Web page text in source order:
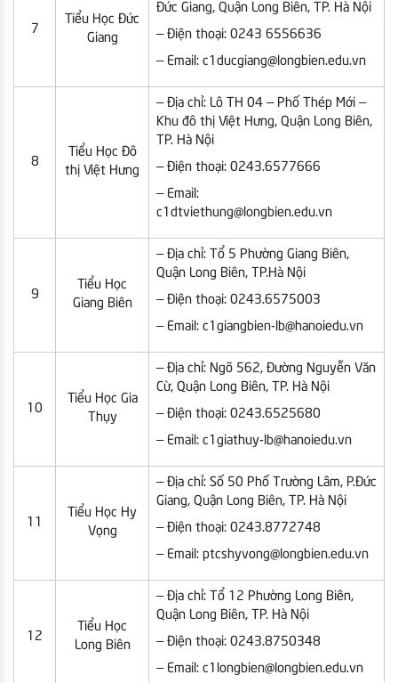
7
Tiểu Học Đức
Giang
Đức Giang, Quận Long Biên, TP. Hà Nội
– Điện thoại: 0243 6556636
– Email: c1ducgiang@longbien.edu.vn
8
Tiểu Học Đô
thị Việt Hưng
– Địa chỉ: Lô TH 04 – Phố Thép Mới –
Khu đô thị Việt Hưng, Quận Long Biên,
TP. Hà Nội
– Điện thoại: 0243.6577666
– Email:
c1dtviethung@longbien.edu.vn
9
Tiểu Học
Giang Biên
– Địa chỉ: Tổ 5 Phường Giang Biên,
Quận Long Biên, TP.Hà Nội
– Điện thoại: 0243.6575003
– Email: c1giangbien-lb@hanoiedu.vn
10
Tiểu Học Gia
Thụy
– Địa chỉ: Ngõ 562, Đường Nguyễn Văn
Cừ, Quận Long Biên, TP. Hà Nội
– Điện thoại: 0243.6525680
– Email: c1giathuy-lb@hanoiedu.vn
Tiểu Học Hy
Vọng
– Địa chỉ: Số 50 Phố Trường Lâm, P.Đức
Giang, Quận Long Biên, TP. Hà Nội
– Điện thoại: 0243.8772748
– Email: ptcshyvong@longbien.edu.vn
12
Tiểu Học
Long Biên
– Địa chỉ: Tổ 12 Phường Long Biên,
Quận Long Biên, TP. Hà Nội
– Điện thoại: 0243.8750348
– Email: c1longbien@longbien.edu.vn